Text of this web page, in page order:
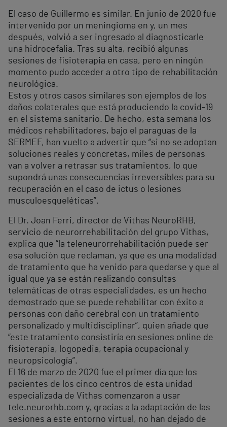
El caso de Guillermo es similar. En junio de 2020 fue
intervenido por un meningioma en y, un mes
después, volvió a ser ingresado al diagnosticarle
una hidrocefalia. Tras su alta, recibió algunas
sesiones de fisioterapia en casa, pero en ningún
momento pudo acceder a otro tipo de rehabilitación
neurológica.
Estos y otros casos similares son ejemplos de los
daños colaterales que está produciendo la covid-19
en el sistema sanitario. De hecho, esta semana los
médicos rehabilitadores, bajo el paraguas de la
SERMEF, han vuelto a advertir que “si no se adoptan
soluciones reales y concretas, miles de personas
van a volver a retrasar sus tratamientos, lo que
supondrá unas consecuencias irreversibles para su
recuperación en el caso de ictus o lesiones
musculoesqueléticas”.
El Dr. Joan Ferri, director de Vithas NeuroRHB,
servicio de neurorrehabilitación del grupo Vithas,
explica que “la teleneurorrehabilitación puede ser
esa solución que reclaman, ya que es una modalidad
de tratamiento que ha venido para quedarse y que al
igual que ya se están realizando consultas
telemáticas de otras especialidades, es un hecho
demostrado que se puede rehabilitar con éxito a
personas con daño cerebral con un tratamiento
personalizado y multidisciplinar”, quien añade que
“este tratamiento consistiría en sesiones online de
fisioterapia, logopedia, terapia ocupacional y
neuropsicología”.
El 16 de marzo de 2020 fue el primer día que los
pacientes de los cinco centros de esta unidad
especializada de Vithas comenzaron a usar
tele.neurorhb.com y, gracias a la adaptación de las
sesiones a este entorno virtual, no han dejado de